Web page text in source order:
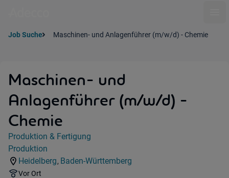
Job Suche Maschinen- und Anlagenführer (m/w/d) - Chemie
Maschinen- und
Anlagenführer (m/w/d) -
Chemie
Jobdetails
Kategorie:
Produktion & Fertigung
Industry:
Produktion
Standorte:
Heidelberg,
Region:
Baden-Württemberg
Remote Option:
Vor Ort